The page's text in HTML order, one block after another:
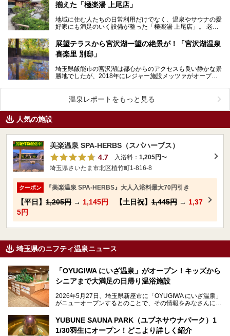
揃えた「極楽湯 上尾店」
地域に住む人たちの日常利用だけでなく、温泉やサウナの愛
好家にも満足のいく設備が整った「極楽湯 上尾店」。 老若
展望テラスから宮沢湖一望の絶景が！「宮沢湖温泉
喜楽里 別邸」
埼玉県飯能市の宮沢湖は都心からのアクセスも良い静かな景
勝地でしたが、2018年にレジャー施設メッツァがオープ
温泉レポートをもっと見る
人気の施設
美楽温泉 SPA-HERBS（スパハーブス）
4.7
入浴料： 1,205円〜
埼玉県さいたま市北区植竹町1-816-8
クーポン 『美楽温泉 SPA-HERBS』大人入浴料最大70円引き
【平日】 1,205円 → 1,145円 【土日祝】 1,445円 → 1,37
5円
埼玉県のニフティ温泉ニュース
「OYUGIWA にいざ温泉」がオープン！キッズから
シニアまで大満足の日帰り温浴施設
2026年5月27日、埼玉県新座市に「OYUGIWA にいざ温泉」
がニューオープンするとのことで、その情報をみなさんにい
メインとなる黒湯の天然温泉や本格的なサウナをはじめ、4
種類のリラックスルームやお食事処、他施設とは一線を画す
YUBUNE SAUNA PARK（ユブネサウナパーク）1
1/30羽生にオープン！どこより詳しく紹介